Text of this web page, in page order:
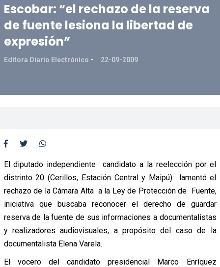
Escobar: “el rechazo de la reserva
de fuente lesiona la libertad de
expresión”
Editora Diario Electrónico 22-09-2009
El diputado independiente candidato a la reelección por el
distrinto 20 (Cerillos, Estación Central y Maipú) lamentó el
rechazo de la Cámara Alta a la Ley de Protección de Fuente,
iniciativa que buscaba reconocer el derecho de guardar
reserva de la fuente de sus informaciones a documentalistas
y realizadores audiovisuales, a propósito del caso de la
documentalista Elena Varela.
El vocero del candidato presidencial Marco Enríquez